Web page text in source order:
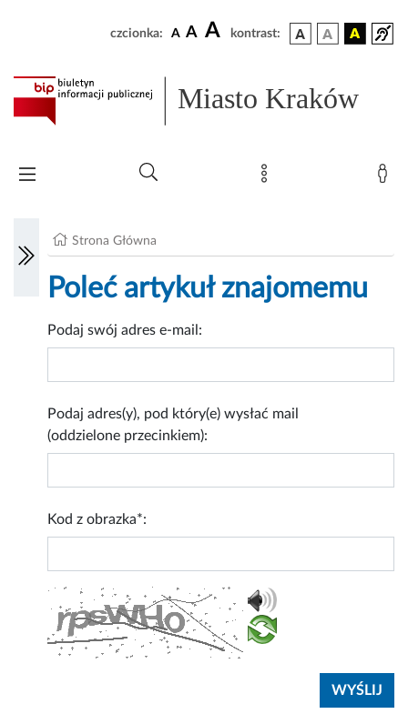
czcionka: A A A kontrast:
Miasto Kraków
Strona Główna
Poleć artykuł znajomemu
Podaj swój adres e-mail:
Podaj adres(y), pod który(e) wysłać mail
(oddzielone przecinkiem):
Kod z obrazka*: